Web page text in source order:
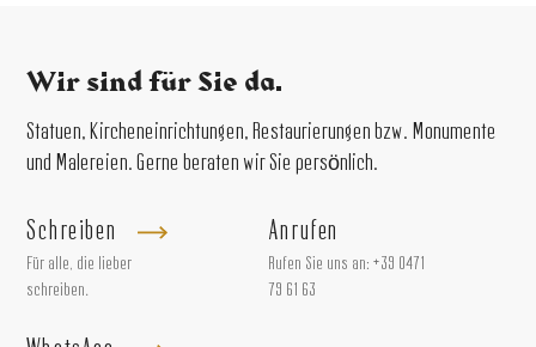
Wir sind für Sie da.
Statuen, Kircheneinrichtungen, Restaurierungen bzw. Monumente
und Malereien. Gerne beraten wir Sie persönlich.
Schreiben
Für alle, die lieber
schreiben.
Anrufen
Rufen Sie uns an: +39 0471
79 61 63